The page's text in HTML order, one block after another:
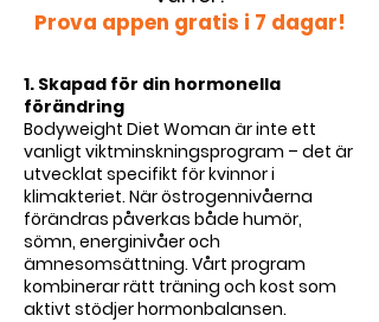
Prova appen gratis i 7 dagar!
1. Skapad för din hormonella
förändring
Bodyweight Diet Woman är inte ett
vanligt viktminskningsprogram – det är
utvecklat specifikt för kvinnor i
klimakteriet. När östrogennivåerna
förändras påverkas både humör,
sömn, energinivåer och
ämnesomsättning. Vårt program
kombinerar rätt träning och kost som
aktivt stödjer hormonbalansen.